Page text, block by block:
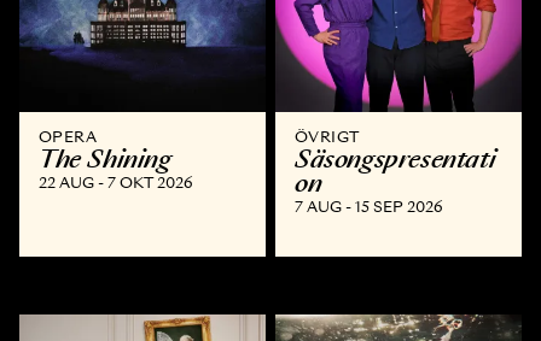
OPERA
The Shining
22 AUG - 7 OKT 2026
ÖVRIGT
Säsongspresentati
on
7 AUG - 15 SEP 2026